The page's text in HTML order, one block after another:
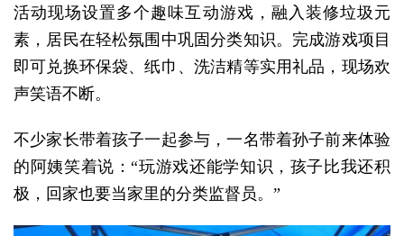
活动现场设置多个趣味互动游戏，融入装修垃圾元
素，居民在轻松氛围中巩固分类知识。完成游戏项目
即可兑换环保袋、纸巾、洗洁精等实用礼品，现场欢
声笑语不断。
不少家长带着孩子一起参与，一名带着孙子前来体验
的阿姨笑着说：“玩游戏还能学知识，孩子比我还积
极，回家也要当家里的分类监督员。”